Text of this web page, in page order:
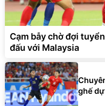
Cạm bẫy chờ đợi
đấu với Malaysia
ghế